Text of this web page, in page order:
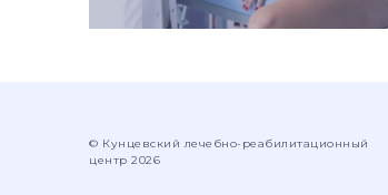
© Кунцевский лечебно-реабилитационный
центр 2026